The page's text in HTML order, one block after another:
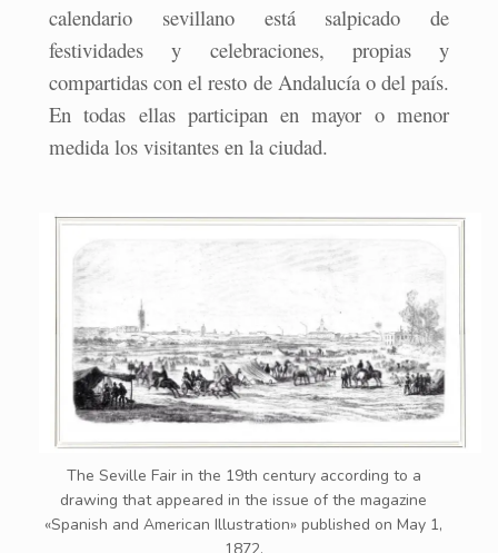
calendario sevillano está salpicado de
festividades y celebraciones, propias y
compartidas con el resto de Andalucía o del país.
En todas ellas participan en mayor o menor
medida los visitantes en la ciudad.
The Seville Fair in the 19th century according to a
drawing that appeared in the issue of the magazine
«Spanish and American Illustration» published on May 1,